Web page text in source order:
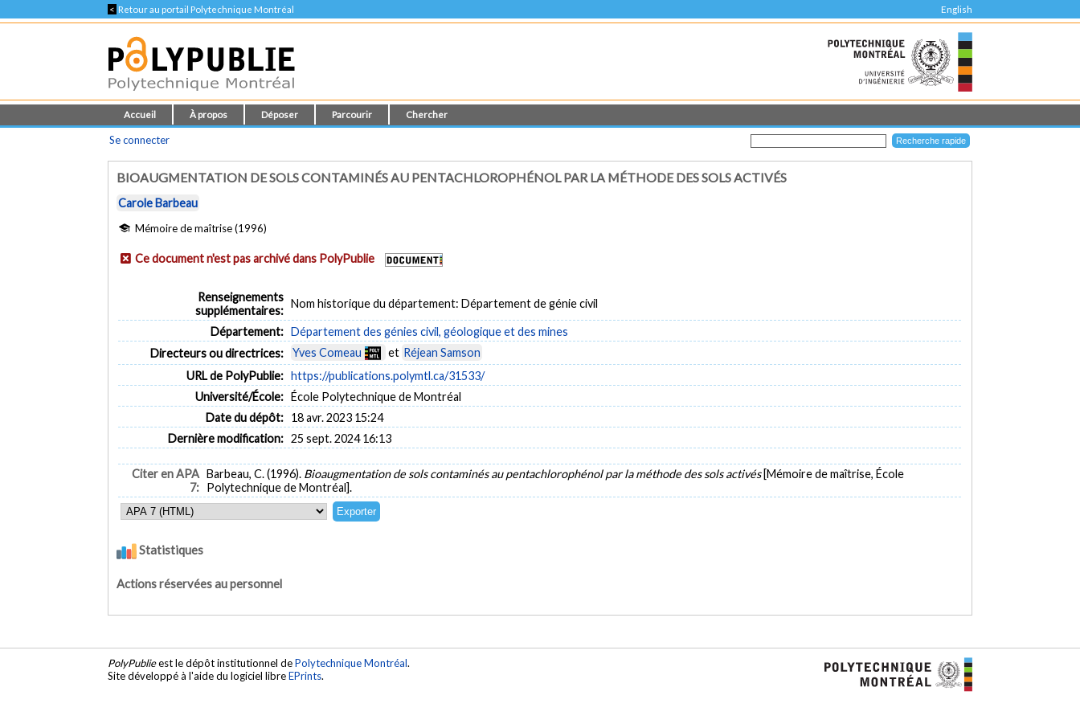
< Retour au portail Polytechnique Montréal English
Accueil À propos Déposer Parcourir Chercher
Se connecter
BIOAUGMENTATION DE SOLS CONTAMINÉS AU PENTACHLOROPHÉNOL PAR LA MÉTHODE DES SOLS ACTIVÉS
Carole Barbeau
Mémoire de maîtrise (1996)
Ce document n'est pas archivé dans PolyPublie
Renseignements
supplémentaires:
Nom historique du département: Département de génie civil
Département: Département des génies civil, géologique et des mines
Directeurs ou directrices:
Yves Comeau et Réjean Samson
URL de PolyPublie: https://publications.polymtl.ca/31533/
Université/École: École Polytechnique de Montréal
Date du dépôt: 18 avr. 2023 15:24
Dernière modification: 25 sept. 2024 16:13
Citer en APA
7:
Barbeau, C. (1996). Bioaugmentation de sols contaminés au pentachlorophénol par la méthode des sols activés [Mémoire de maîtrise, École
Polytechnique de Montréal].
Statistiques
Actions réservées au personnel
PolyPublieest le dépôt institutionnel dePolytechnique Montréal.
Site développé à l'aide du logiciel libreEPrints.